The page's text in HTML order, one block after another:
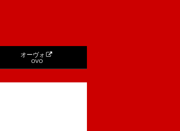
オーヴォ
OVO